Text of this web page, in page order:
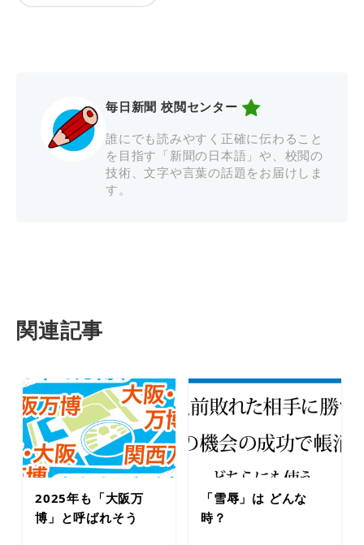
毎日新聞 校閲センター
誰にでも読みやすく正確に伝わること
を目指す「新聞の日本語」や、校閲の
技術、文字や言葉の話題をお届けしま
す。
関連記事
2025年も「大阪万
博」と呼ばれそう
「雪辱」は どんな
時？